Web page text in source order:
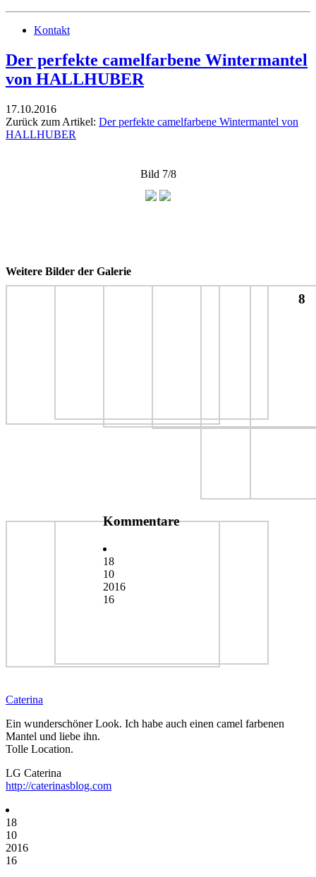
Kontakt
Der perfekte camelfarbene Wintermantel
von HALLHUBER
17.10.2016
Zurück zum Artikel: Der perfekte camelfarbene Wintermantel von
HALLHUBER
Bild 7/8
Weitere Bilder der Galerie
8
Kommentare
18
10
2016
16
Caterina
Ein wunderschöner Look. Ich habe auch einen camel farbenen
Mantel und liebe ihn.
Tolle Location.
LG Caterina
http://caterinasblog.com
18
10
2016
16